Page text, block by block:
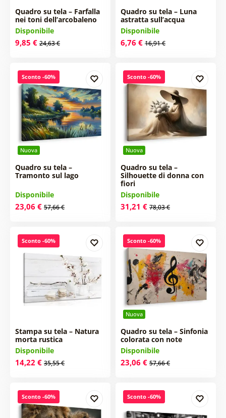
Quadro su tela – Farfalla
nei toni dell’arcobaleno
Disponibile
9,85 € 24,63 €
Quadro su tela – Luna
astratta sull’acqua
Disponibile
6,76 € 16,91 €
Nuova
Sconto -60%
Quadro su tela –
Tramonto sul lago
Disponibile
23,06 € 57,66 €
Nuova
Sconto -60%
Quadro su tela –
Silhouette di donna con
fiori
Disponibile
31,21 € 78,03 €
Sconto -60%
Stampa su tela – Natura
morta rustica
Disponibile
14,22 € 35,55 €
Nuova
Sconto -60%
Quadro su tela – Sinfonia
colorata con note
Disponibile
23,06 € 57,66 €
Sconto -60% Sconto -60%